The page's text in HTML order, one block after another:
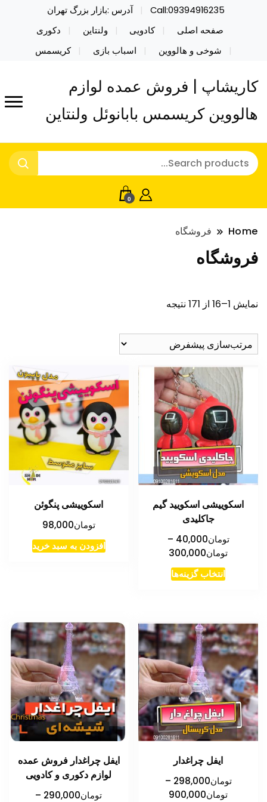
Call:09394916235
آدرس :بازار بزرگ تهران
صفحه اصلی
کادویی ولنتاین
دکوری
شوخی و هالووین
اسباب بازی کریسمس
کاریشاپ | فروش عمده لوازم
هالووین کریسمس بابانوئل ولنتاین
0
Home فروشگاه
فروشگاه
نمایش 1–16 از 171 نتیجه
اسکوییشی اسکویید گیم
جاکلیدی
تومان40,000
–
تومان300,000محدوده
انتخاب گزینه‌هااین
انواع
مختلفی
می
باشد.
گزینه
ها
ممکن
است
محصول
انتخاب
اسکوییشی پنگوئن
تومان98,000
افزودن به سبد خرید
ایفل چراغدار
تومان298,000
–
تومان900,000محدوده
ایفل چراغدار فروش عمده
لوازم دکوری و کادویی
تومان290,000
–